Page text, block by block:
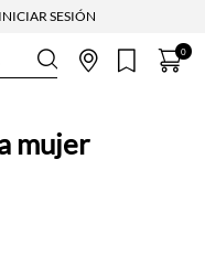
ENVÍO GRATIS DESDE
0
mujer